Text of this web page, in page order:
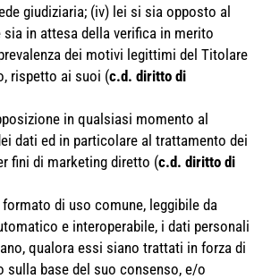
giudiziaria; (iv) lei si sia opposto al
in attesa della verifica in merito
dei motivi legittimi del Titolare
rispetto ai suoi (c.d. diritto di
in qualsiasi momento al
dati ed in particolare al trattamento dei
fini di marketing diretto (c.d. diritto di
formato di uso comune, leggibile da
e interoperabile, i dati personali
qualora essi siano trattati in forza di
sulla base del suo consenso, e/o